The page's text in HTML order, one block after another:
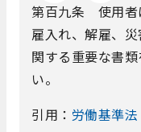
第百九条 使用者
雇入れ、解雇、
関する重要な書
い。
引用： 労働基準